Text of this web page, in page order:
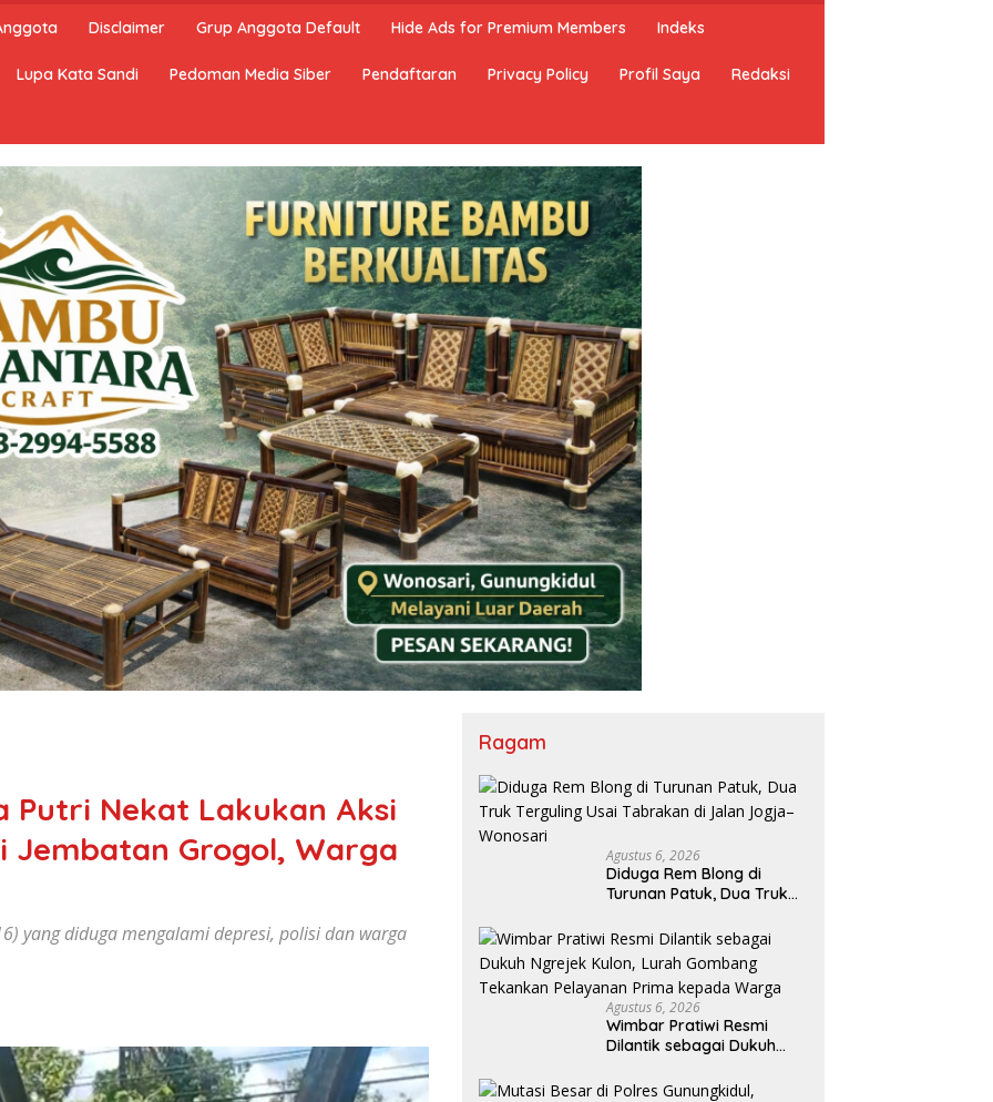
Disclaimer Grup Anggota Default Hide Ads for Premium Members Indeks
Lupa Kata Sandi Pedoman Media Siber Pendaftaran Privacy Policy Profil Saya Redaksi
Putri Nekat Lakukan Aksi
Jembatan Grogol, Warga
yang diduga mengalami depresi, polisi dan warga
Ragam
Agustus 6, 2026
Diduga Rem Blong di
Turunan Patuk, Dua Truk
Jalan Jogja–Wonosari
Agustus 6, 2026
Wimbar Pratiwi Resmi
Dilantik sebagai Dukuh
Gombang Tekankan